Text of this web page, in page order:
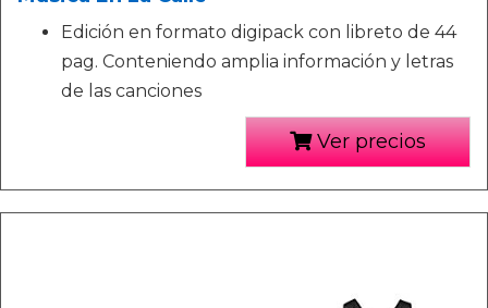
Edición en formato digipack con libreto de 44
pag. Conteniendo amplia información y letras
de las canciones
Ver precios